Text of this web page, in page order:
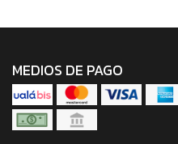
MEDIOS DE PAGO